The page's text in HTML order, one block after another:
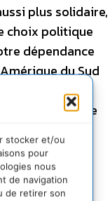
stocker et/ou
pour
nous
de navigation
de retirer son
plus solidaire,
choix politique
dépendance
du Sud
unies pour
au lieu de
de 3,5
in averting
la
libérer des